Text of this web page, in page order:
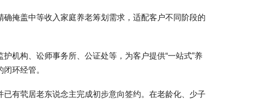
掩盖中等收入家庭养老筹划需求，适配客户不同阶段的
机构、讼师事务所、公证处等，为客户提供“一站式”养
环经管。
有茕居老东说念主完成初步意向签约。在老龄化、少子